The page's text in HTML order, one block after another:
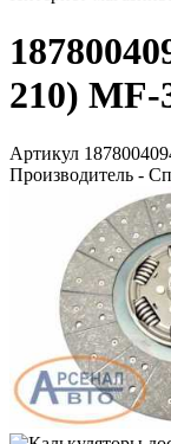
210)
Артикул
Производитель -